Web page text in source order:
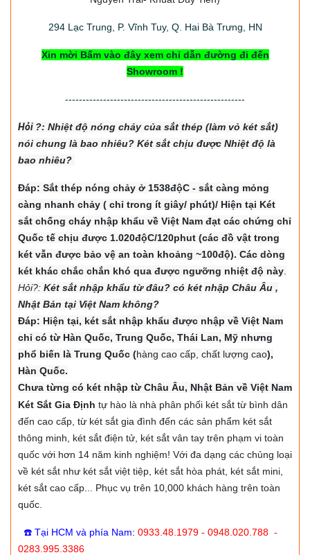
294Lạc Trung, P. Vĩnh Tuy, Q. Hai Bà Trưng, HN
Xin mời Bấm vào đây xem chỉ dẫn đường đi đến
Showroom !
----------------------------------------------------
Hỏi ?: Nhiệt độ nóng chảy của sắt thép (làm vỏ két sắt)
nói chung là bao nhiêu? Két sắt chịu được Nhiệt độ là
bao nhiêu?
Đáp: Sắt thép nóng chảy ở 1538độC - sắt càng mỏng
càng nhanh chảy ( chỉ trong ít giây/ phút)/ Hiện tại Két
sắt chống cháy nhập khẩu về Việt Nam đạt các chứng chỉ
Quốc tế chịu được 1.020độC/120phut (các đồ vật trong
két vẫn được bảo vệ an toàn khoảng ~100độ). Các dòng
két khác chắc chắn khó qua được ngưỡng nhiệt độ này
Hỏi?: Két sắt nhập khẩu từ đâu? có két nhập Châu Âu ,
Nhật Bản tại Việt Nam không?
Đáp: Hiện tại, két sắt nhập khẩu được nhập về Việt Nam
chỉ có từ Hàn Quốc, Trung Quốc, Thái Lan, Mỹ nhưng
phổ biến là Trung Quốc (hàng cao cấp, chất lượng cao),
Hàn Quốc.
Chưa từng có két nhập từ Châu Âu, Nhật Bản về Việt Nam
Két Sắt Gia Định tự hào là nhà phân phối két sắt từ bình dân
đến cao cấp, từ két sắt gia đình đến các sản phẩm két sắt
thông minh, két sắt điện tử, két sắt vân tay trên phạm vi toàn
quốc với hơn 14 năm kinh nghiệm! Với đa dạng các chủng loại
về két sắt như két sắt việt tiệp, két sắt hòa phát, két sắt mini,
két sắt cao cấp... Phục vụ trên 10,000 khách hàng trên toàn
quốc.
☎️ Tại HCM và phía Nam: 0933.48.1979 - 0948.020.788 -
0283.995.3386